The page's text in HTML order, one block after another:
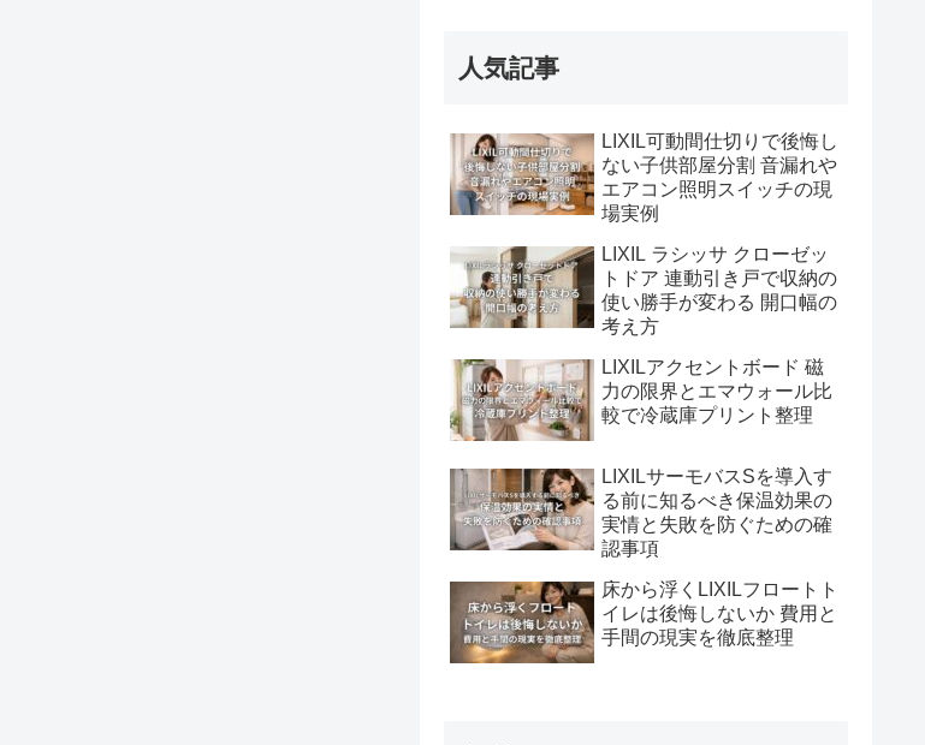
人気記事
LIXIL可動間仕切りで後悔し
ない子供部屋分割 音漏れや
エアコン照明スイッチの現
場実例
LIXIL ラシッサ クローゼッ
トドア 連動引き戸で収納の
使い勝手が変わる 開口幅の
考え方
LIXILアクセントボード 磁
力の限界とエマウォール比
較で冷蔵庫プリント整理
LIXILサーモバスSを導入す
る前に知るべき保温効果の
実情と失敗を防ぐための確
認事項
床から浮くLIXILフロートト
イレは後悔しないか 費用と
手間の現実を徹底整理